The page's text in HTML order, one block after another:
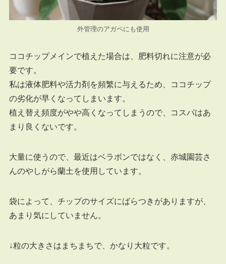
外管理のアガベにも使用
ココチップメインで植えた場合は、肥料切れに注意が必
要です。
私は液体肥料や活力剤を頻繁に与えるため、ココチップ
の劣化が早くなってしまいます。
植え替え頻度がやや高くなってしまうので、コスパはあ
まり良くないです。
大量に使うので、最近はベラボンではなく、赤城園芸さ
んのやしがら蘭土を使用しています。
袋によって、チップのサイズにばらつきがありますが、
あまり気にしていません。
↓粒の大きさはまちまちで、かなり大粒です。